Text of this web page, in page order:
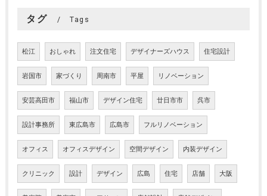
タグ Tags
松江 おしゃれ 注文住宅 デザイナーズハウス 住宅設計
岩国市 家づくり 周南市 平屋 リノベーション
安芸高田市 福山市 デザイン住宅 廿日市市 呉市
設計事務所 東広島市 広島市 フルリノベーション
オフィス オフィスデザイン 空間デザイン 内装デザイン
クリニック 設計 デザイン 広島 住宅 店舗 大阪